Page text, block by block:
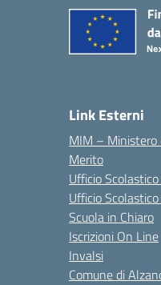
Link Esterni
MIM – Ministero
Merito
Ufficio
Ufficio
Scuola in Chiaro
Iscrizioni On Line
Invalsi
Comune di